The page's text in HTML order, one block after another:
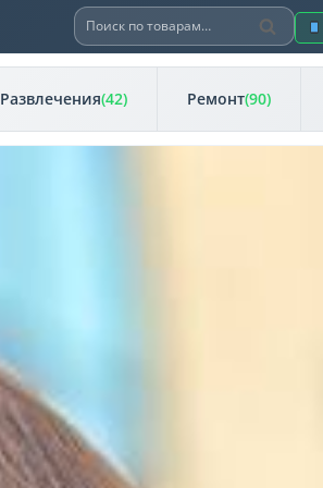
Искать:
Поиск
Развлечения(42) Ремонт(90)